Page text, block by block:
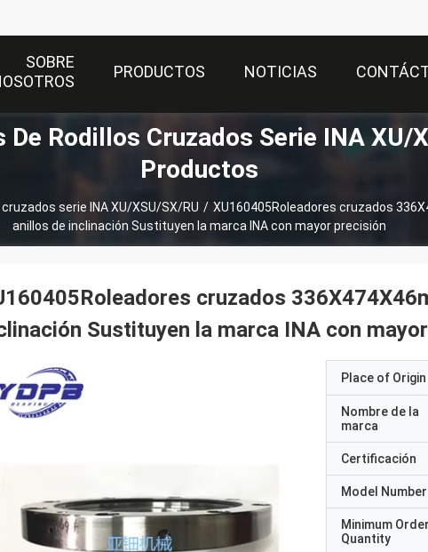
SOBRE
PRODUCTOS NOTICIAS
Rodillos Cruzados Serie INA XU/
Productos
serie INA XU/XSU/SX/RU / XU160405Roleadores cruzados
anillos de inclinación Sustituyen la marca INA con mayor precisión
cruzados
Sustituyen la marca INA con
Place of Origin
Nombre de la
marca
Certificación
Model Number
Minimum Order
Quantity